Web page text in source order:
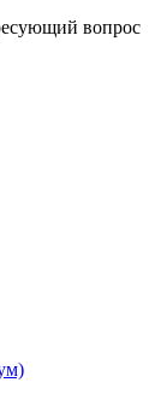
вопрос